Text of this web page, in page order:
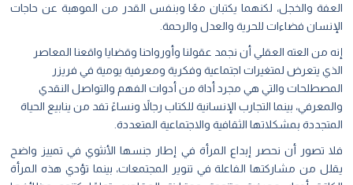
العفة والخجل، لكنهما يكتبان معًا وبنفس القدر من الموهبة عن حاجات
الإنسان فضاءات للحرية والعدل والرحمة.
إنه من العته العقلي أن نجمد عقولنا وأورواحنا وقضايا واقعنا المعاصر
الذي يتعرض لمتغيرات اجتماعية وفكرية ومعرفية يومية في فريزر
المصطلحات والتي هي مجرد أداة من أدوات الفهم والتواصل النقدي
والمعرفي، بينما التجارب الإنسانية للكتاب رجالاً ونساءً تفد من ينابيع الحياة
المتجددة بمشكلاتها الثقافية والاجتماعية المتعددة.
فلا تصور أن نحصر إبداع المرأة في إطار جنسها الأنثوي في تمييز واضح
يقلل من مشاركتها الفاعلة في تنوير المجتمعات، بينما تؤدي هذه المرأة